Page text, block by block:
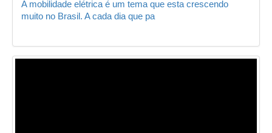
A mobilidade elétrica é um tema que esta crescendo
muito no Brasil. A cada dia que pa